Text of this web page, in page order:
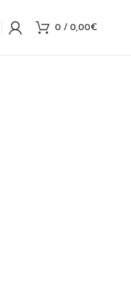
0/ 0,00€